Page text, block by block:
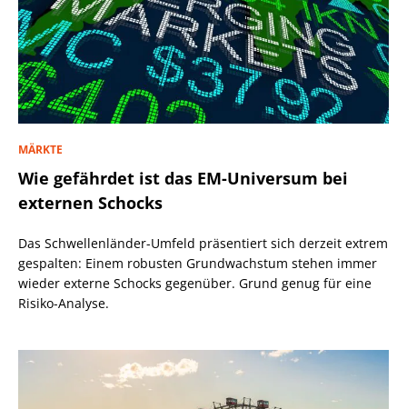
MÄRKTE
Wie gefährdet ist das EM-Universum bei
externen Schocks
Das Schwellenländer-Umfeld präsentiert sich derzeit extrem
gespalten: Einem robusten Grundwachstum stehen immer
wieder externe Schocks gegenüber. Grund genug für eine
Risiko-Analyse.